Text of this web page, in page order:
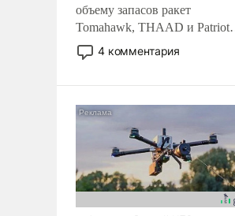
объему запасов ракет
Tomahawk, THAAD и Patriot
США потребуется более трех
лет. Даже небольшая война с
Сложившаяся ситуация
означает многолетний период
уязвимости США, например,
перед Китаем.
4 комментария